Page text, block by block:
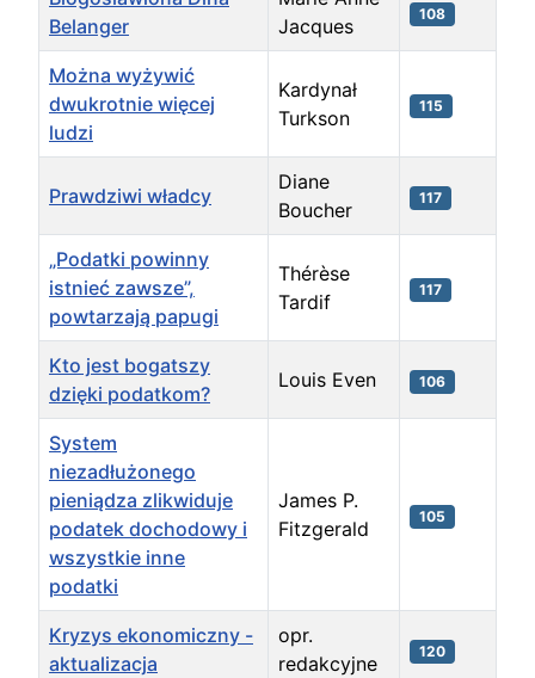
Belanger
Jacques
108
Można wyżywić
dwukrotnie więcej
ludzi
Kardynał
Turkson
115
Prawdziwi władcy
Diane
Boucher
117
„Podatki powinny
istnieć zawsze”,
powtarzają papugi
Thérèse
Tardif
117
Kto jest bogatszy
dzięki podatkom?
Louis Even 106
System
niezadłużonego
pieniądza zlikwiduje
podatek dochodowy i
wszystkie inne
podatki
James P.
Fitzgerald
105
Kryzys ekonomiczny -
aktualizacja
opr.
redakcyjne
120